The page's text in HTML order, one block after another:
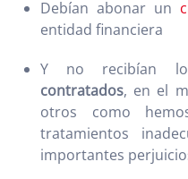
Debían abonar un
entidad financiera
Y no recibían
contratados, en el
otros como
tratamientos
importantes